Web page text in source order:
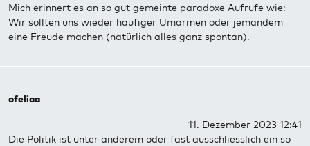
Mich erinnert es an so gut gemeinte paradoxe Aufrufe wie:
Wir sollten uns wieder häufiger Umarmen oder jemandem
eine Freude machen (natürlich alles ganz spontan).
ofeliaa
11. Dezember 2023 12:41
Die Politik ist unter anderem oder fast ausschliesslich ein so